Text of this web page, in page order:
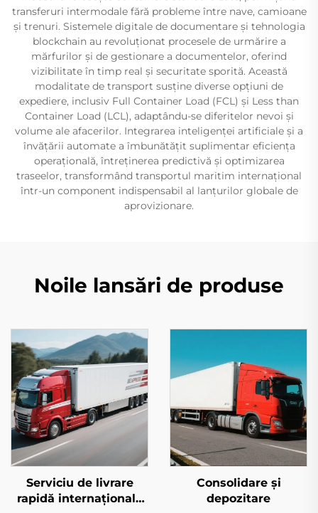
transferuri intermodale fără probleme între nave, camioane
și trenuri. Sistemele digitale de documentare și tehnologia
blockchain au revoluționat procesele de urmărire a
mărfurilor și de gestionare a documentelor, oferind
vizibilitate în timp real și securitate sporită. Această
modalitate de transport susține diverse opțiuni de
expediere, inclusiv Full Container Load (FCL) și Less than
Container Load (LCL), adaptându-se diferitelor nevoi și
volume ale afacerilor. Integrarea inteligenței artificiale și a
învățării automate a îmbunătățit suplimentar eficiența
operațională, întreținerea predictivă și optimizarea
traseelor, transformând transportul maritim internațional
într-un component indispensabil al lanțurilor globale de
aprovizionare.
Noile lansări de produse
Serviciu de livrare
rapidă internațională
Consolidare și
depozitare